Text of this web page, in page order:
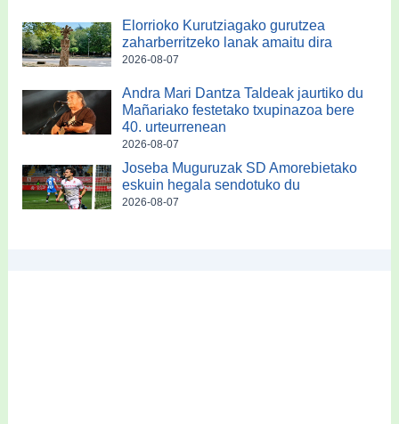
Elorrioko Kurutziagako gurutzea
zaharberritzeko lanak amaitu dira
2026-08-07
Andra Mari Dantza Taldeak jaurtiko du
Mañariako festetako txupinazoa bere
40. urteurrenean
2026-08-07
Joseba Muguruzak SD Amorebietako
eskuin hegala sendotuko du
2026-08-07